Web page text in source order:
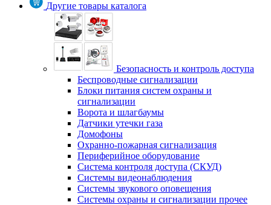
Другие товары каталога
Безопасность и контроль доступа
Беспроводные сигнализации
Блоки питания систем охраны и
сигнализации
Ворота и шлагбаумы
Датчики утечки газа
Домофоны
Охранно-пожарная сигнализация
Периферийное оборудование
Система контроля доступа (СКУД)
Системы видеонаблюдения
Системы звукового оповещения
Системы охраны и сигнализации прочее